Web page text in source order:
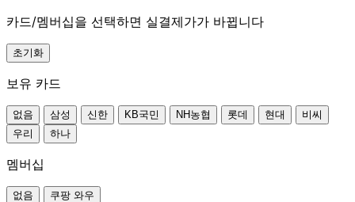
카드/멤버십을 선택하면 실결제가가 바뀝니다
초기화
보유 카드
없음 삼성 신한 KB국민 NH농협 롯데 현대
비씨
우리
하나
멤버십
없음 쿠팡 와우